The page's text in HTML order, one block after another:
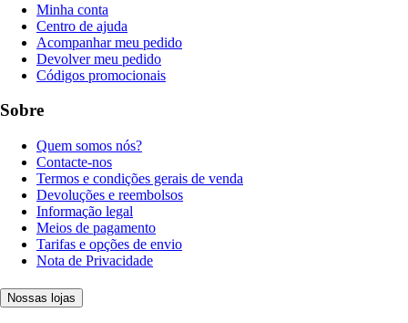
Minha conta
Centro de ajuda
Acompanhar meu pedido
Devolver meu pedido
Códigos promocionais
Sobre
Quem somos nós?
Contacte-nos
Termos e condições gerais de venda
Devoluções e reembolsos
Informação legal
Meios de pagamento
Tarifas e opções de envio
Nota de Privacidade
Nossas lojas